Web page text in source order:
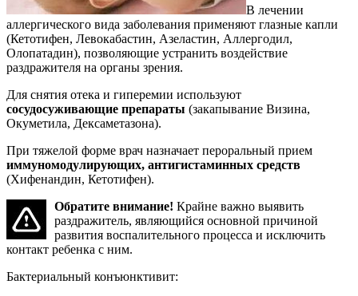
В лечении
аллергического вида заболевания применяют глазные капли
(Кетотифен, Левокабастин, Азеластин, Аллергодил,
Олопатадин), позволяющие устранить воздействие
раздражителя на органы зрения.
Для снятия отека и гиперемии используют
сосудосуживающие препараты (закапывание Визина,
Окуметила, Дексаметазона).
При тяжелой форме врач назначает пероральный прием
иммуномодулирующих, антигистаминных средств
(Хифенандин, Кетотифен).
Обратите внимание! Крайне важно выявить
раздражитель, являющийся основной причиной
развития воспалительного процесса и исключить
контакт ребенка с ним.
Бактериальный конъюнктивит: